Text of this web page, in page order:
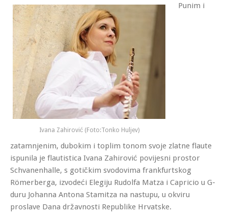
Ivana Zahirović (Foto:Tonko Huljev)
Punim i
zatamnjenim, dubokim i toplim tonom svoje zlatne flaute
ispunila je flautistica Ivana Zahirović povijesni prostor
Schvanenhalle, s gotičkim svodovima frankfurtskog
Römerberga, izvodeći Elegiju Rudolfa Matza i Capricio u G-
duru Johanna Antona Stamitza na nastupu, u okviru
proslave Dana državnosti Republike Hrvatske.